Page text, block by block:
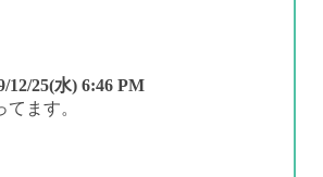
12/25(水) 6:46 PM
ます。